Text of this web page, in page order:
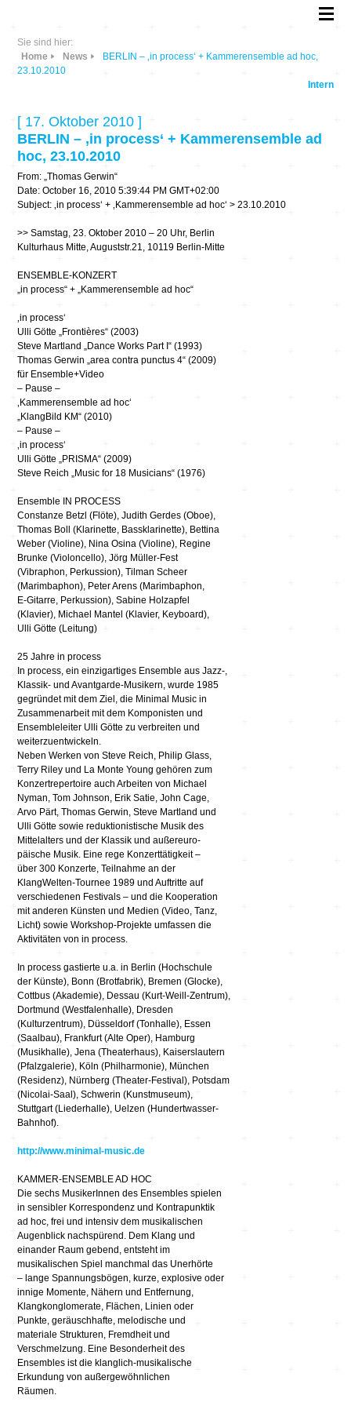
Sie sind hier:
Home
News
BERLIN – ‚in process‘ + Kammerensemble ad hoc,
23.10.2010
Intern
[ 17. Oktober 2010 ]
BERLIN – ‚in process‘ + Kammerensemble ad
hoc, 23.10.2010
From: „Thomas Gerwin“
Date: October 16, 2010 5:39:44 PM GMT+02:00
Subject: ‚in process‘ + ‚Kammerensemble ad hoc‘ > 23.10.2010
>> Samstag, 23. Oktober 2010 – 20 Uhr, Berlin
Kulturhaus Mitte, Auguststr.21, 10119 Berlin-Mitte
ENSEMBLE-KONZERT
„in process“ + „Kammerensemble ad hoc“
‚in process‘
Ulli Götte „Frontières“ (2003)
Steve Martland „Dance Works Part I“ (1993)
Thomas Gerwin „area contra punctus 4“ (2009)
für Ensemble+Video
– Pause –
‚Kammerensemble ad hoc‘
„KlangBild KM“ (2010)
– Pause –
‚in process‘
Ulli Götte „PRISMA“ (2009)
Steve Reich „Music for 18 Musicians“ (1976)
Ensemble IN PROCESS
Constanze Betzl (Flöte), Judith Gerdes (Oboe),
Thomas Boll (Klarinette, Bassklarinette), Bettina
Weber (Violine), Nina Osina (Violine), Regine
Brunke (Violoncello), Jörg Müller-Fest
(Vibraphon, Perkussion), Tilman Scheer
(Marimbaphon), Peter Arens (Marimbaphon,
E-Gitarre, Perkussion), Sabine Holzapfel
(Klavier), Michael Mantel (Klavier, Keyboard),
Ulli Götte (Leitung)
25 Jahre in process
In process, ein einzigartiges Ensemble aus Jazz-,
Klassik- und Avantgarde-Musikern, wurde 1985
gegründet mit dem Ziel, die Minimal Music in
Zusammenarbeit mit dem Komponisten und
Ensembleleiter Ulli Götte zu verbreiten und
weiterzuentwickeln.
Neben Werken von Steve Reich, Philip Glass,
Terry Riley und La Monte Young gehören zum
Konzertrepertoire auch Arbeiten von Michael
Nyman, Tom Johnson, Erik Satie, John Cage,
Arvo Pärt, Thomas Gerwin, Steve Martland und
Ulli Götte sowie reduktionistische Musik des
Mittelalters und der Klassik und außereuro-
päische Musik. Eine rege Konzerttätigkeit –
über 300 Konzerte, Teilnahme an der
KlangWelten-Tournee 1989 und Auftritte auf
verschiedenen Festivals – und die Kooperation
mit anderen Künsten und Medien (Video, Tanz,
Licht) sowie Workshop-Projekte umfassen die
Aktivitäten von in process.
In process gastierte u.a. in Berlin (Hochschule
der Künste), Bonn (Brotfabrik), Bremen (Glocke),
Cottbus (Akademie), Dessau (Kurt-Weill-Zentrum),
Dortmund (Westfalenhalle), Dresden
(Kulturzentrum), Düsseldorf (Tonhalle), Essen
(Saalbau), Frankfurt (Alte Oper), Hamburg
(Musikhalle), Jena (Theaterhaus), Kaiserslautern
(Pfalzgalerie), Köln (Philharmonie), München
(Residenz), Nürnberg (Theater-Festival), Potsdam
(Nicolai-Saal), Schwerin (Kunstmuseum),
Stuttgart (Liederhalle), Uelzen (Hundertwasser-
Bahnhof).
http://www.minimal-music.de
KAMMER-ENSEMBLE AD HOC
Die sechs MusikerInnen des Ensembles spielen
in sensibler Korrespondenz und Kontrapunktik
ad hoc, frei und intensiv dem musikalischen
Augenblick nachspürend. Dem Klang und
einander Raum gebend, entsteht im
musikalischen Spiel manchmal das Unerhörte
– lange Spannungsbögen, kurze, explosive oder
innige Momente, Nähern und Entfernung,
Klangkonglomerate, Flächen, Linien oder
Punkte, geräuschhafte, melodische und
materiale Strukturen, Fremdheit und
Verschmelzung. Eine Besonderheit des
Ensembles ist die klanglich-musikalische
Erkundung von außergewöhnlichen
Räumen.